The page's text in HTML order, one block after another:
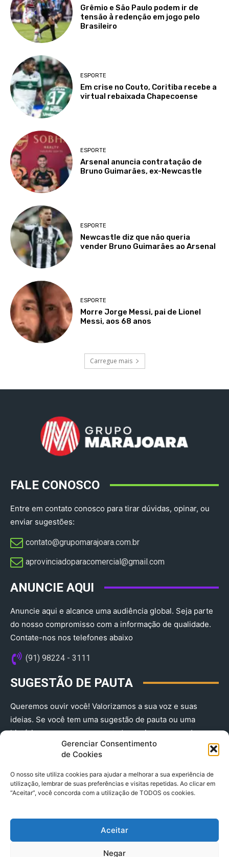
Gerenciar Consentimento
de Cookies
O nosso site utiliza cookies para ajudar a melhorar a sua experiência de
utilização, lembrar de suas preferências e visitas repetidas. Ao clicar em
“Aceitar”, você concorda com a utilização de TODOS os cookies.
Aceitar
Negar
Grêmio e São Paulo podem ir de
tensão à redenção em jogo pelo
Brasileiro
ESPORTE
Em crise no Couto, Coritiba recebe a
virtual rebaixada Chapecoense
ESPORTE
Arsenal anuncia contratação de
Bruno Guimarães, ex-Newcastle
ESPORTE
Newcastle diz que não queria
vender Bruno Guimarães ao Arsenal
ESPORTE
Morre Jorge Messi, pai de Lionel
Messi, aos 68 anos
Carregue mais
FALE CONOSCO
Entre em contato conosco para tirar dúvidas, opinar, ou
enviar sugestões:
contato@grupomarajoara.com.br
aprovinciadoparacomercial@gmail.com​
ANUNCIE AQUI
Anuncie aqui e alcance uma audiência global. Seja parte
do nosso compromisso com a informação de qualidade.
Contate-nos nos telefones abaixo
(91) 98224 - 3111
SUGESTÃO DE PAUTA
Queremos ouvir você! Valorizamos a sua voz e suas
ideias. Se você tem uma sugestão de pauta ou uma
história que merece ser contada, envie-nos agora!
(91) 98224 - 3111
© 2025 A Província do Pará CNPJ: 04.901.141/0001-36 End .
Trav. Quintino Bocaiuva 2301, Ed. Rogério Fernandez – Sala